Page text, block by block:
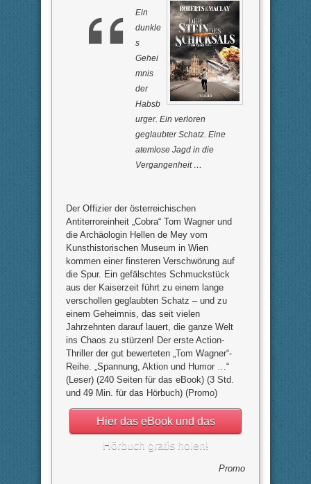
Ein
dunkle
s
Gehei
mnis
der
Habsb
urger. Ein verloren
geglaubter Schatz. Eine
atemlose Jagd in die
Vergangenheit …
Der Offizier der österreichischen
Antiterroreinheit „Cobra“ Tom Wagner und
die Archäologin Hellen de Mey vom
Kunsthistorischen Museum in Wien
kommen einer finsteren Verschwörung auf
die Spur. Ein gefälschtes Schmuckstück
aus der Kaiserzeit führt zu einem lange
verschollen geglaubten Schatz – und zu
einem Geheimnis, das seit vielen
Jahrzehnten darauf lauert, die ganze Welt
ins Chaos zu stürzen! Der erste Action-
Thriller der gut bewerteten „Tom Wagner“-
Reihe. „Spannung, Aktion und Humor …“
(Leser) (240 Seiten für das eBook) (3 Std.
und 49 Min. für das Hörbuch) (Promo)
Hier das eBook und das
Hörbuch gratis holen!
Promo